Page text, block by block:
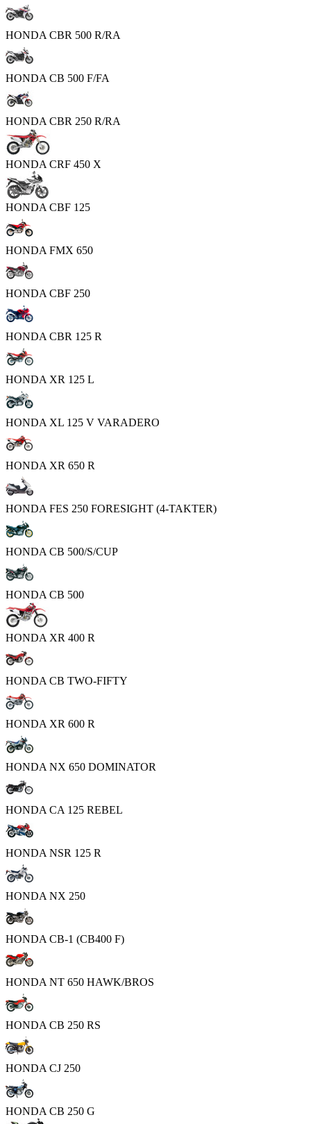
HONDA CBR 500 R/RA
HONDA CB 500 F/FA
HONDA CBR 250 R/RA
HONDA CRF 450 X
HONDA CBF 125
HONDA FMX 650
HONDA CBF 250
HONDA CBR 125 R
HONDA XR 125 L
HONDA XL 125 V VARADERO
HONDA XR 650 R
HONDA FES 250 FORESIGHT (4-TAKTER)
HONDA CB 500/S/CUP
HONDA CB 500
HONDA XR 400 R
HONDA CB TWO-FIFTY
HONDA XR 600 R
HONDA NX 650 DOMINATOR
HONDA CA 125 REBEL
HONDA NSR 125 R
HONDA NX 250
HONDA CB-1 (CB400 F)
HONDA NT 650 HAWK/BROS
HONDA CB 250 RS
HONDA CJ 250
HONDA CB 250 G